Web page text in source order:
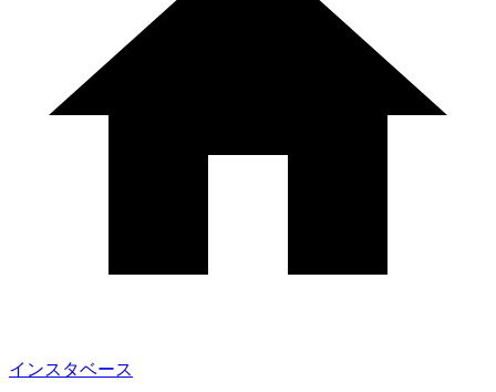
インスタベース